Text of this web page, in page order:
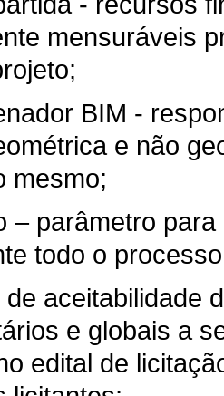
mensuráveis
BIM -
e não
mesmo;
– parâmetro
todo o
de aceitabilidade
e globais a
edital de